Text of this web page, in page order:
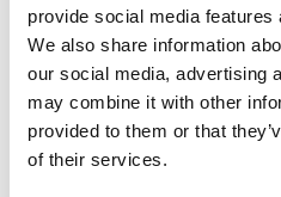
provide social media
We also share information
our social media, advertising
may combine it with other
provided to them or that
of their services.
Achtung: geringer
Produkt Anzahl:
Stk IN